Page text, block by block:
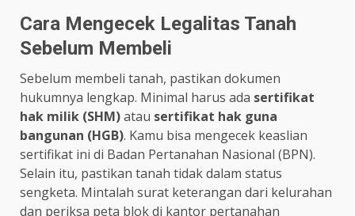
Cara Mengecek Legalitas Tanah
Sebelum Membeli
Sebelum membeli tanah, pastikan dokumen
hukumnya lengkap. Minimal harus ada sertifikat
hak milik (SHM)atau sertifikat hak guna
bangunan (HGB). Kamu bisa mengecek keaslian
sertifikat ini di Badan Pertanahan Nasional (BPN).
Selain itu, pastikan tanah tidak dalam status
sengketa. Mintalah surat keterangan dari kelurahan
dan periksa peta blok di kantor pertanahan